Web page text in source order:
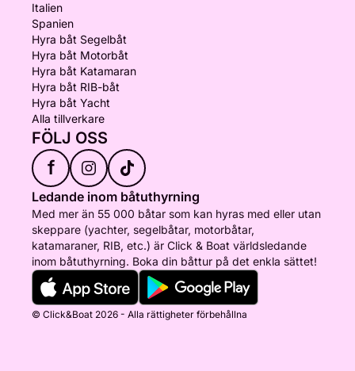
Italien
Spanien
Hyra båt Segelbåt
Hyra båt Motorbåt
Hyra båt Katamaran
Hyra båt RIB-båt
Hyra båt Yacht
Alla tillverkare
FÖLJ OSS
f
Ledande inom båtuthyrning
Med mer än 55 000 båtar som kan hyras med eller utan
skeppare (yachter, segelbåtar, motorbåtar,
katamaraner, RIB, etc.) är Click & Boat världsledande
inom båtuthyrning. Boka din båttur på det enkla sättet!
© Click&Boat 2026 - Alla rättigheter förbehållna